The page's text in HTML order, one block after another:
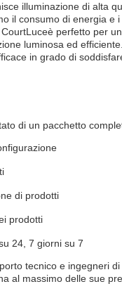
illuminazione di alta
il consumo di energia e
Luceè perfetto per
luminosa ed
in grado di
di un pacchetto
di prodotti
prodotti
24, 7 giorni su 7
tecnico e ingegneri
al massimo delle sue